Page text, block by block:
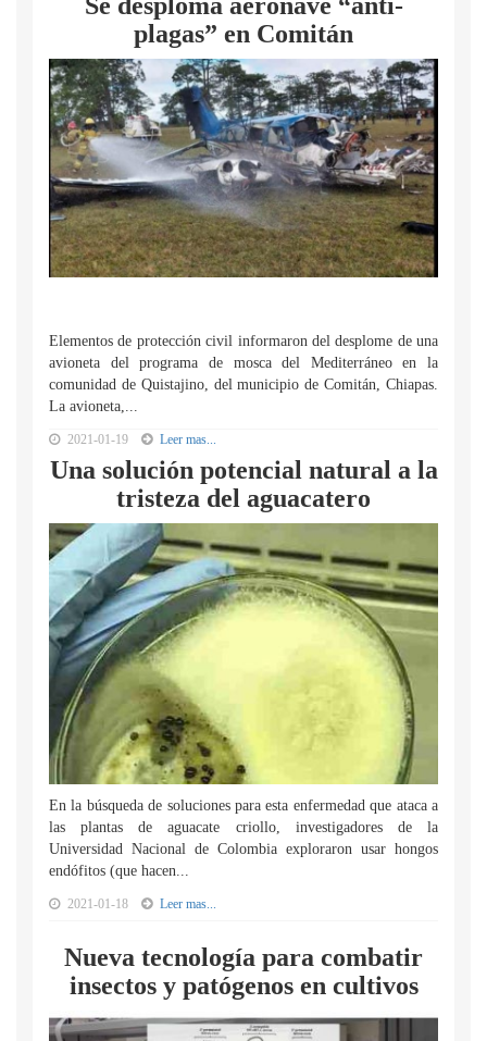
plagas” en Comitán
Elementos de protección civil informaron del desplome de una
avioneta del programa de mosca del Mediterráneo en la
comunidad de Quistajino, del municipio de Comitán, Chiapas.
La avioneta,...
2021-01-19 Leer mas...
Una solución potencial natural a la
tristeza del aguacatero
En la búsqueda de soluciones para esta enfermedad que ataca a
las plantas de aguacate criollo, investigadores de la
Universidad Nacional de Colombia exploraron usar hongos
endófitos (que hacen...
2021-01-18 Leer mas...
Nueva tecnología para combatir
insectos y patógenos en cultivos